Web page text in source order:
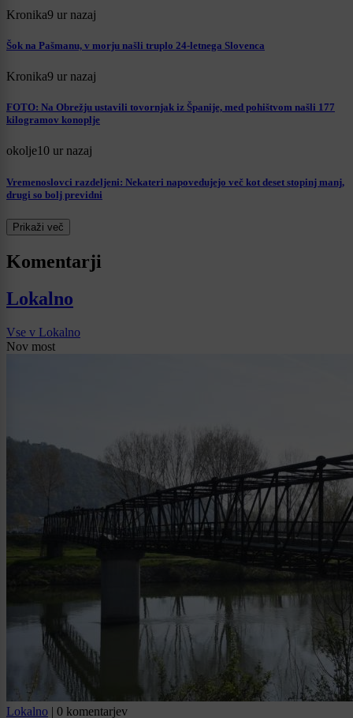
Kronika9 ur nazaj
Šok na Pašmanu, v morju našli truplo 24-letnega Slovenca
Kronika9 ur nazaj
FOTO: Na Obrežju ustavili tovornjak iz Španije, med pohištvom našli 177
kilogramov konoplje
okolje10 ur nazaj
Vremenoslovci razdeljeni: Nekateri napovedujejo več kot deset stopinj manj,
drugi so bolj previdni
Prikaži več
Komentarji
Lokalno
Vse v Lokalno
Nov most
Lokalno | 0 komentarjev